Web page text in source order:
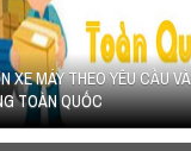
XE MÁY THEO YÊU CẦU VÀ
TOÀN QUỐC